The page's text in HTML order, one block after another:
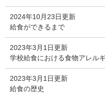
2024年10月23日更新
給食ができるまで
2023年3月1日更新
学校給食における食物アレル
2023年3月1日更新
給食の歴史